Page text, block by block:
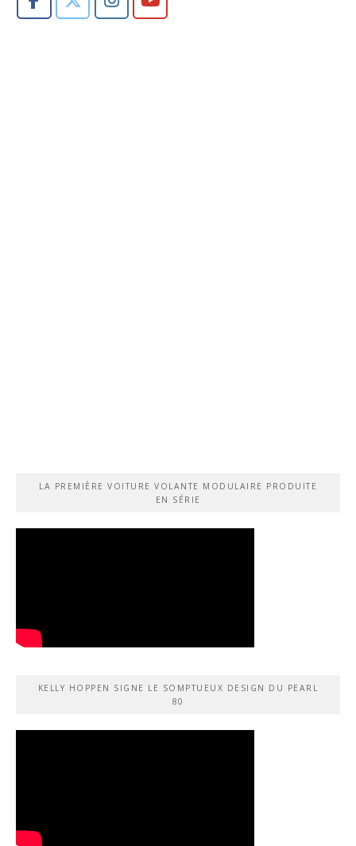
LA PREMIÈRE VOITURE VOLANTE MODULAIRE PRODUITE
EN SÉRIE
KELLY HOPPEN SIGNE LE SOMPTUEUX DESIGN DU PEARL
80